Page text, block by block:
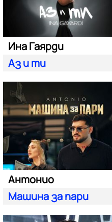
Ина Гаярди
Аз и ти
Антонио
Машина за пари